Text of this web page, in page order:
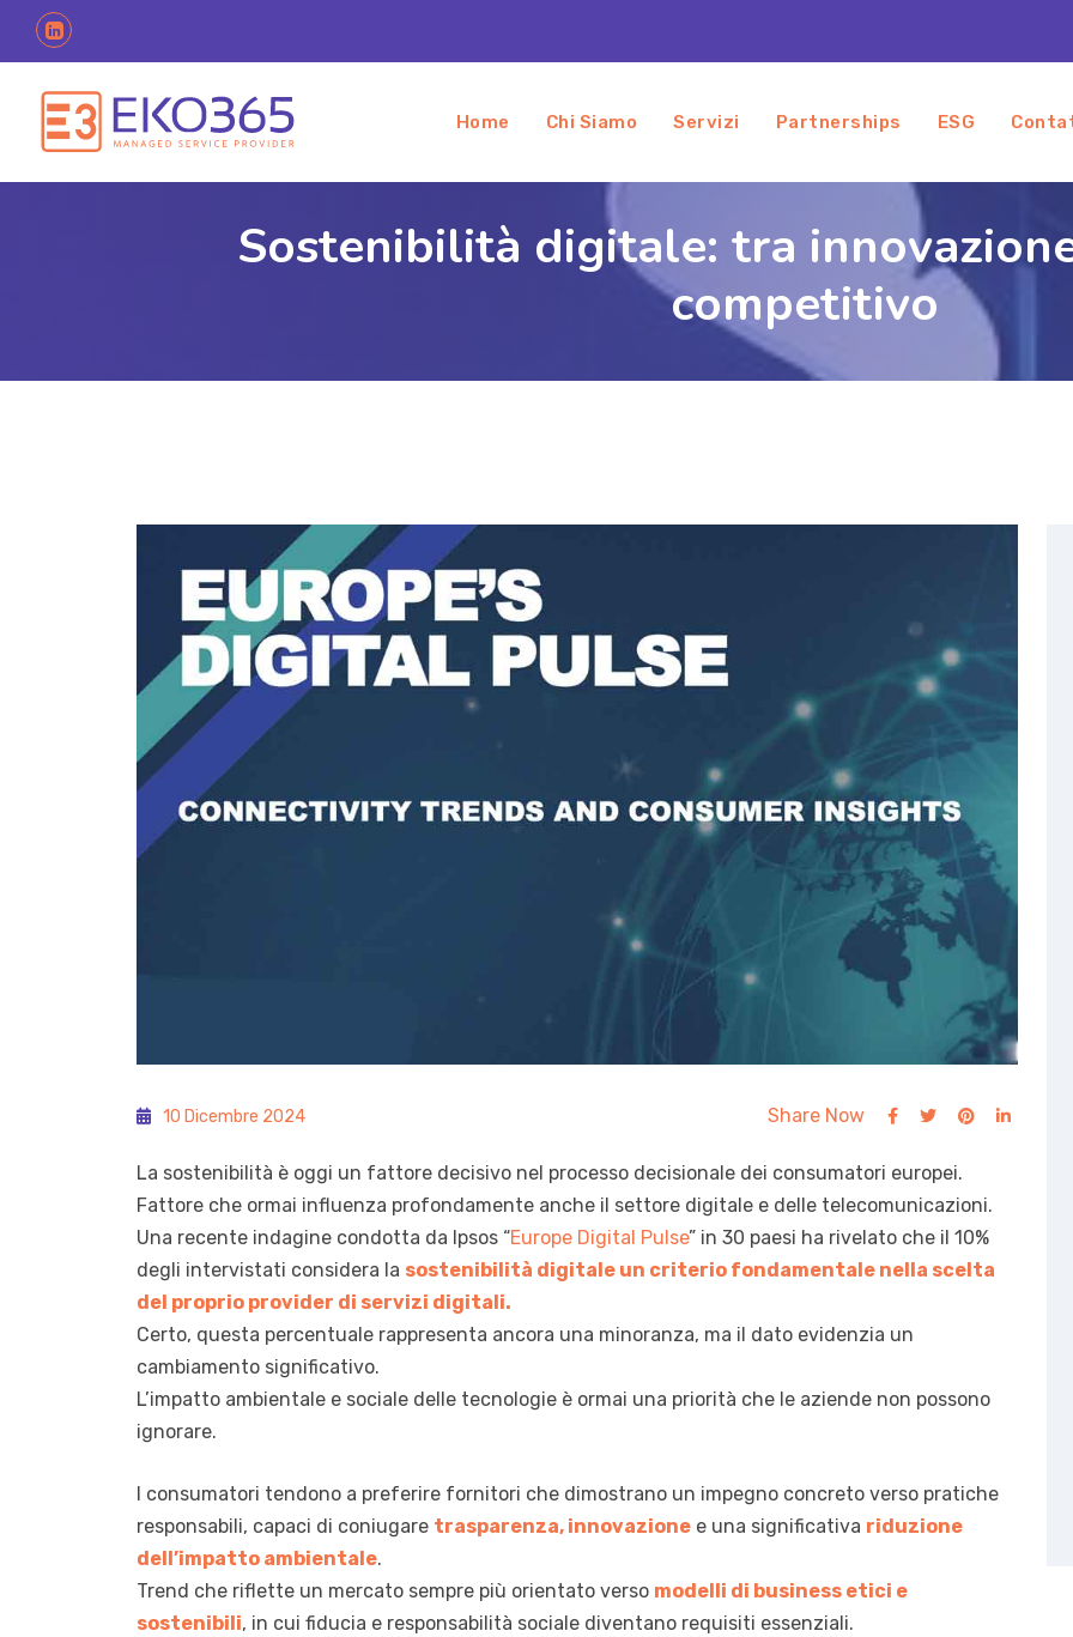
Home Chi Siamo Servizi Partnerships ESG
Sostenibilità digitale: tra
competitivo
10 Dicembre 2024 Share Now
La sostenibilità è oggi un fattore decisivo nel processo decisionale dei consumatori europei.
Fattore che ormai influenza profondamente anche il settore digitale e delle telecomunicazioni.
Una recente indagine condotta da Ipsos “Europe Digital Pulse” in 30 paesi ha rivelato che il 10%
degli intervistati considera la sostenibilità digitale un criterio fondamentale nella scelta
del proprio provider di servizi digitali.
Certo, questa percentuale rappresenta ancora una minoranza, ma il dato evidenzia un
cambiamento significativo.
L’impatto ambientale e sociale delle tecnologie è ormai una priorità che le aziende non possono
ignorare.
I consumatori tendono a preferire fornitori che dimostrano un impegno concreto verso pratiche
responsabili, capaci di coniugare trasparenza, innovazione e una significativa riduzione
dell’impatto ambientale.
Trend che riflette un mercato sempre più orientato verso modelli di business etici e
sostenibili, in cui fiducia e responsabilità sociale diventano requisiti essenziali.